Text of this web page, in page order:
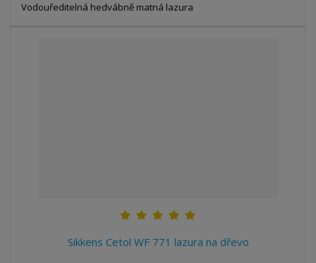
Vodouředitelná hedvábně matná lazura
Sikkens Cetol WF 771 lazura na dřevo